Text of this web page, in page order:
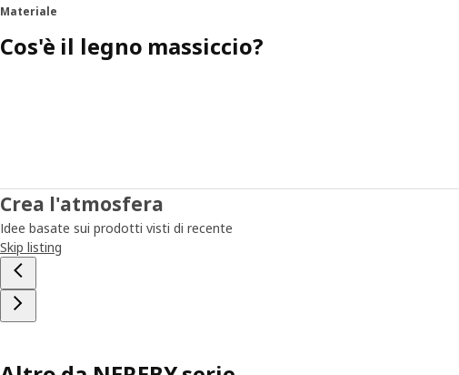
Materiale
Cos'è il legno massiccio?
Crea l'atmosfera
Idee basate sui prodotti visti di recente
Skip listing